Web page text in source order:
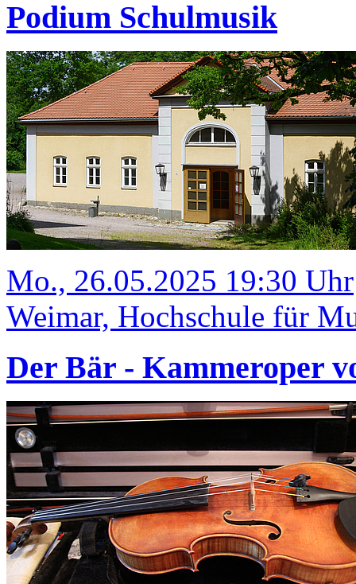
Podium Schulmusik
Mo., 26.05.2025 19:30 Uhr
Weimar, Hochschule für
Der Bär - Kammeroper